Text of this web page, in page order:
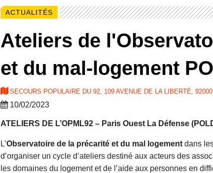
ACTUALITÉS
Ateliers de
et du mal-logement
SECOURS POPULAIRE DU 92, 109 AVENUE DE LA LIBERTÉ,
10/02/2023
ATELIERS DE L’OPML92 – Paris Ouest La Défense
L’Observatoire de la précarité et du mal logement dans
d’organiser un cycle d’ateliers destiné aux acteurs des
les domaines du logement et de l’aide aux personnes en